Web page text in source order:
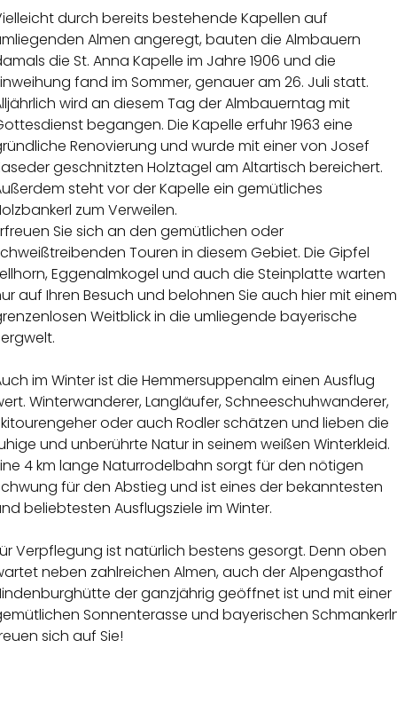
durch bereits bestehende Kapellen auf
Almen angeregt, bauten die Almbauern
die St. Anna Kapelle im Jahre 1906 und die
fand im Sommer, genauer am 26. Juli statt.
wird an diesem Tag der Almbauerntag mit
begangen. Die Kapelle erfuhr 1963 eine
Renovierung und wurde mit einer von Josef
geschnitzten Holztagel am Altartisch bereichert.
steht vor der Kapelle ein gemütliches
zum Verweilen.
Sie sich an den gemütlichen oder
Touren in diesem Gebiet. Die Gipfel
Eggenalmkogel und auch die Steinplatte warten
auf Ihren Besuch und belohnen Sie auch hier mit einem
Weitblick in die umliegende bayerische
im Winter ist die Hemmersuppenalm einen Ausflug
Winterwanderer, Langläufer, Schneeschuhwanderer,
oder auch Rodler schätzen und lieben die
und unberührte Natur in seinem weißen Winterkleid.
4 km lange Naturrodelbahn sorgt für den nötigen
für den Abstieg und ist eines der bekanntesten
beliebtesten Ausflugsziele im Winter.
Verpflegung ist natürlich bestens gesorgt. Denn oben
neben zahlreichen Almen, auch der Alpengasthof
der ganzjährig geöffnet ist und mit einer
Sonnenterasse und bayerischen
sich auf Sie!